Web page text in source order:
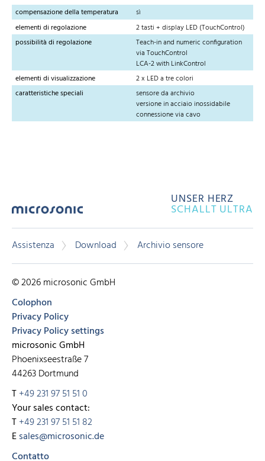
compensazione della temperatura
sì
elementi di regolazione
2 tasti + display LED (TouchControl)
possibilità di regolazione
Teach-in and numeric configuration
via TouchControl
LCA-2 with LinkControl
elementi di visualizzazione
2 x LED a tre colori
caratteristiche speciali
sensore da archivio
versione in acciaio inossidabile
connessione via cavo
UNSER HERZ
SCHALLT ULTRA
Assistenza Download Archivio sensore
© 2026 microsonic GmbH
Colophon
Privacy Policy
Privacy Policy settings
microsonic GmbH
Phoenixseestraße 7
44263 Dortmund
T+49 231 97 51 51 0
Your sales contact:
T+49 231 97 51 51 82
Esales@microsonic.de
Contatto